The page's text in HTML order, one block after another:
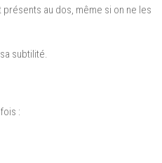
au dos, même si on ne les
subtilité.
: